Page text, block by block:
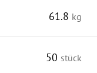
61.8 kg
50 stück